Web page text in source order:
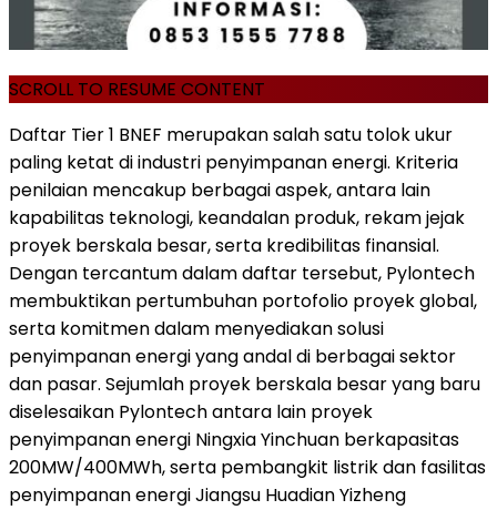
SCROLL TO RESUME CONTENT
Daftar Tier 1 BNEF merupakan salah satu tolok ukur
paling ketat di industri penyimpanan energi. Kriteria
penilaian mencakup berbagai aspek, antara lain
kapabilitas teknologi, keandalan produk, rekam jejak
proyek berskala besar, serta kredibilitas finansial.
Dengan tercantum dalam daftar tersebut, Pylontech
membuktikan pertumbuhan portofolio proyek global,
serta komitmen dalam menyediakan solusi
penyimpanan energi yang andal di berbagai sektor
dan pasar. Sejumlah proyek berskala besar yang baru
diselesaikan Pylontech antara lain proyek
penyimpanan energi Ningxia Yinchuan berkapasitas
200MW/400MWh, serta pembangkit listrik dan fasilitas
penyimpanan energi Jiangsu Huadian Yizheng